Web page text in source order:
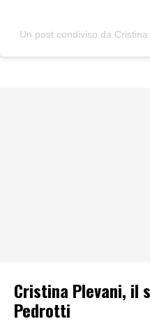
Un post condiviso da
Cristina Plevani, il
Pedrotti